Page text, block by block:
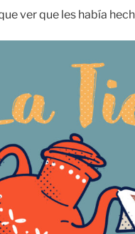
ver que les había